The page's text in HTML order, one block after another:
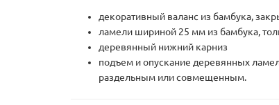
декоративный валанс из бамбука,
ламели шириной 25 мм из бамбука,
деревянный нижний карниз
подъем и опускание деревянных
раздельным или совмещенным.